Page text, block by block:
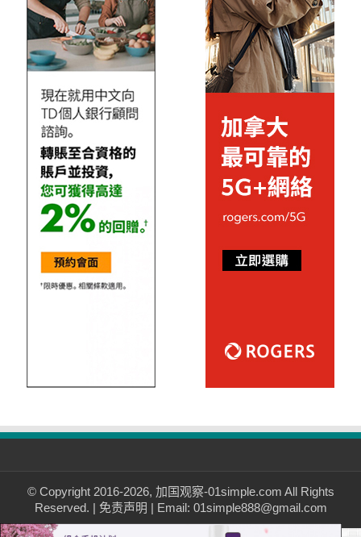
© Copyright 2016-2026, 加国观察-01simple.com All Rights
Reserved. | 免责声明 | Email: 01simple888@gmail.com